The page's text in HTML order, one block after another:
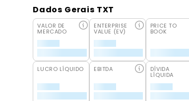
Dados Gerais TXT
VALOR DE
MERCADO
ENTERPRISE
VALUE (EV)
PRICE TO
BOOK
LUCRO LÍQUIDO EBITDA DÍVIDA
LÍQUIDA